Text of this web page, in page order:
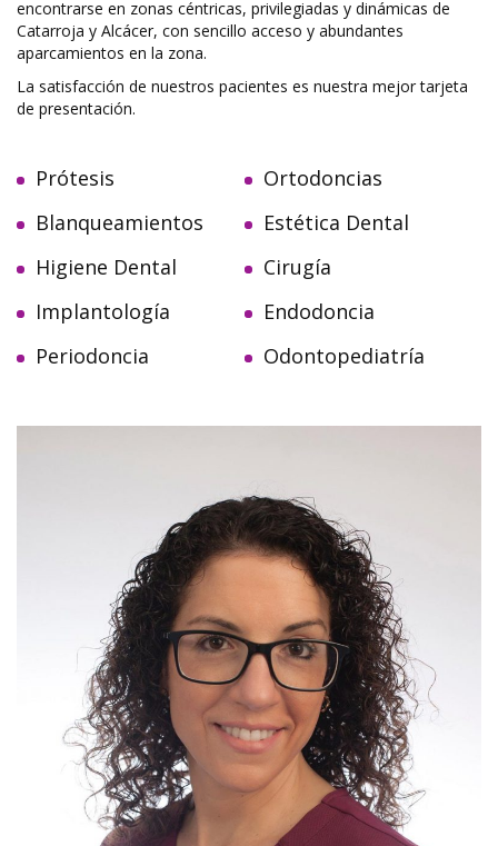
encontrarse en zonas céntricas, privilegiadas y dinámicas de
Catarroja y Alcácer, con sencillo acceso y abundantes
aparcamientos en la zona.
La satisfacción de nuestros pacientes es nuestra mejor tarjeta
de presentación.
Prótesis
Ortodoncias
Blanqueamientos
Estética Dental
Higiene Dental
Cirugía
Implantología
Endodoncia
Periodoncia
Odontopediatría